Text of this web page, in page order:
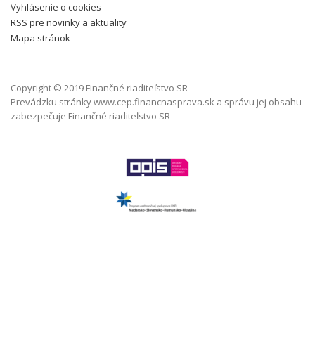
Vyhlásenie o cookies
RSS pre novinky a aktuality
Mapa stránok
Copyright © 2019 Finančné riaditeľstvo SR
Prevádzku stránky www.cep.financnasprava.sk a správu jej obsahu
zabezpečuje Finančné riaditeľstvo SR